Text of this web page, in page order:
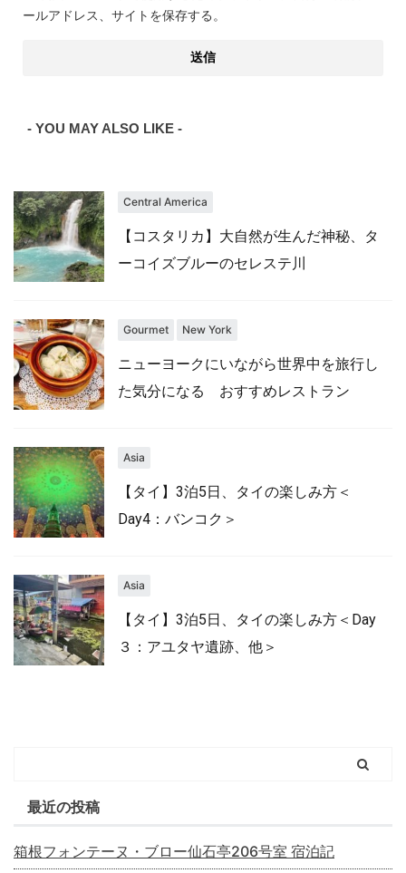
ールアドレス、サイトを保存する。
- YOU MAY ALSO LIKE -
Central America
【コスタリカ】大自然が生んだ神秘、タ
ーコイズブルーのセレステ川
Gourmet New York
ニューヨークにいながら世界中を旅行し
た気分になる おすすめレストラン
Asia
【タイ】3泊5日、タイの楽しみ方＜
Day4：バンコク＞
Asia
【タイ】3泊5日、タイの楽しみ方＜Day
３：アユタヤ遺跡、他＞
最近の投稿
箱根フォンテーヌ・ブロー仙石亭206号室 宿泊記